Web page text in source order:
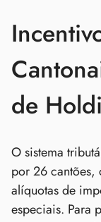
de
O sistema
por 26 cantões,
alíquotas de
especiais. Para